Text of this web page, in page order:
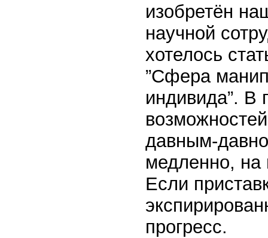
изобретён
научной
хотелось
”Сфера
индивида”.
давным-
медленно, на
Если
прогресс.